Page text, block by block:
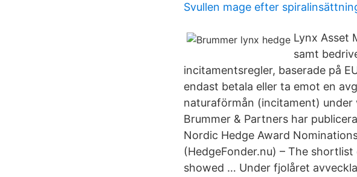
Svullen mage efter
Lynx Asset
samt
incitamentsregler, baserade på
endast betala eller ta emot en
naturaförmån (incitament) under
Brummer & Partners har
Nordic Hedge Award
(HedgeFonder.nu) – The
showed … Under fjolåret